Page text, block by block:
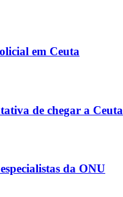
em Ceuta
de chegar a Ceuta
da ONU